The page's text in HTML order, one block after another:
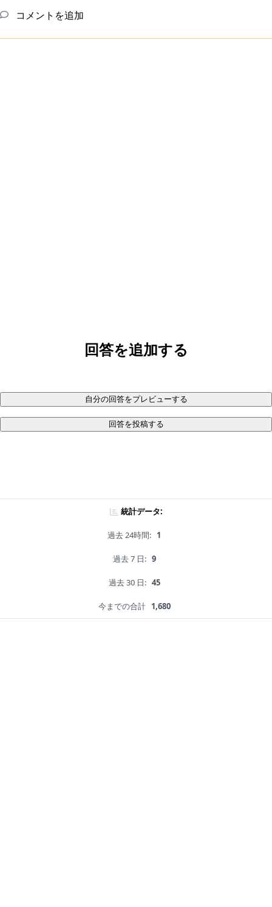
コメントを追加
回答を追加する
自分の回答をプレビューする
回答を投稿する
統計データ:
過去 24時間: 1
過去 7 日: 9
過去 30 日: 45
今までの合計 1,680